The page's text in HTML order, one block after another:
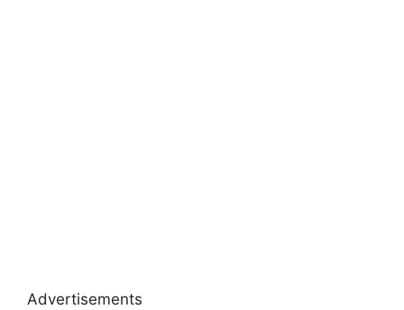
Advertisements